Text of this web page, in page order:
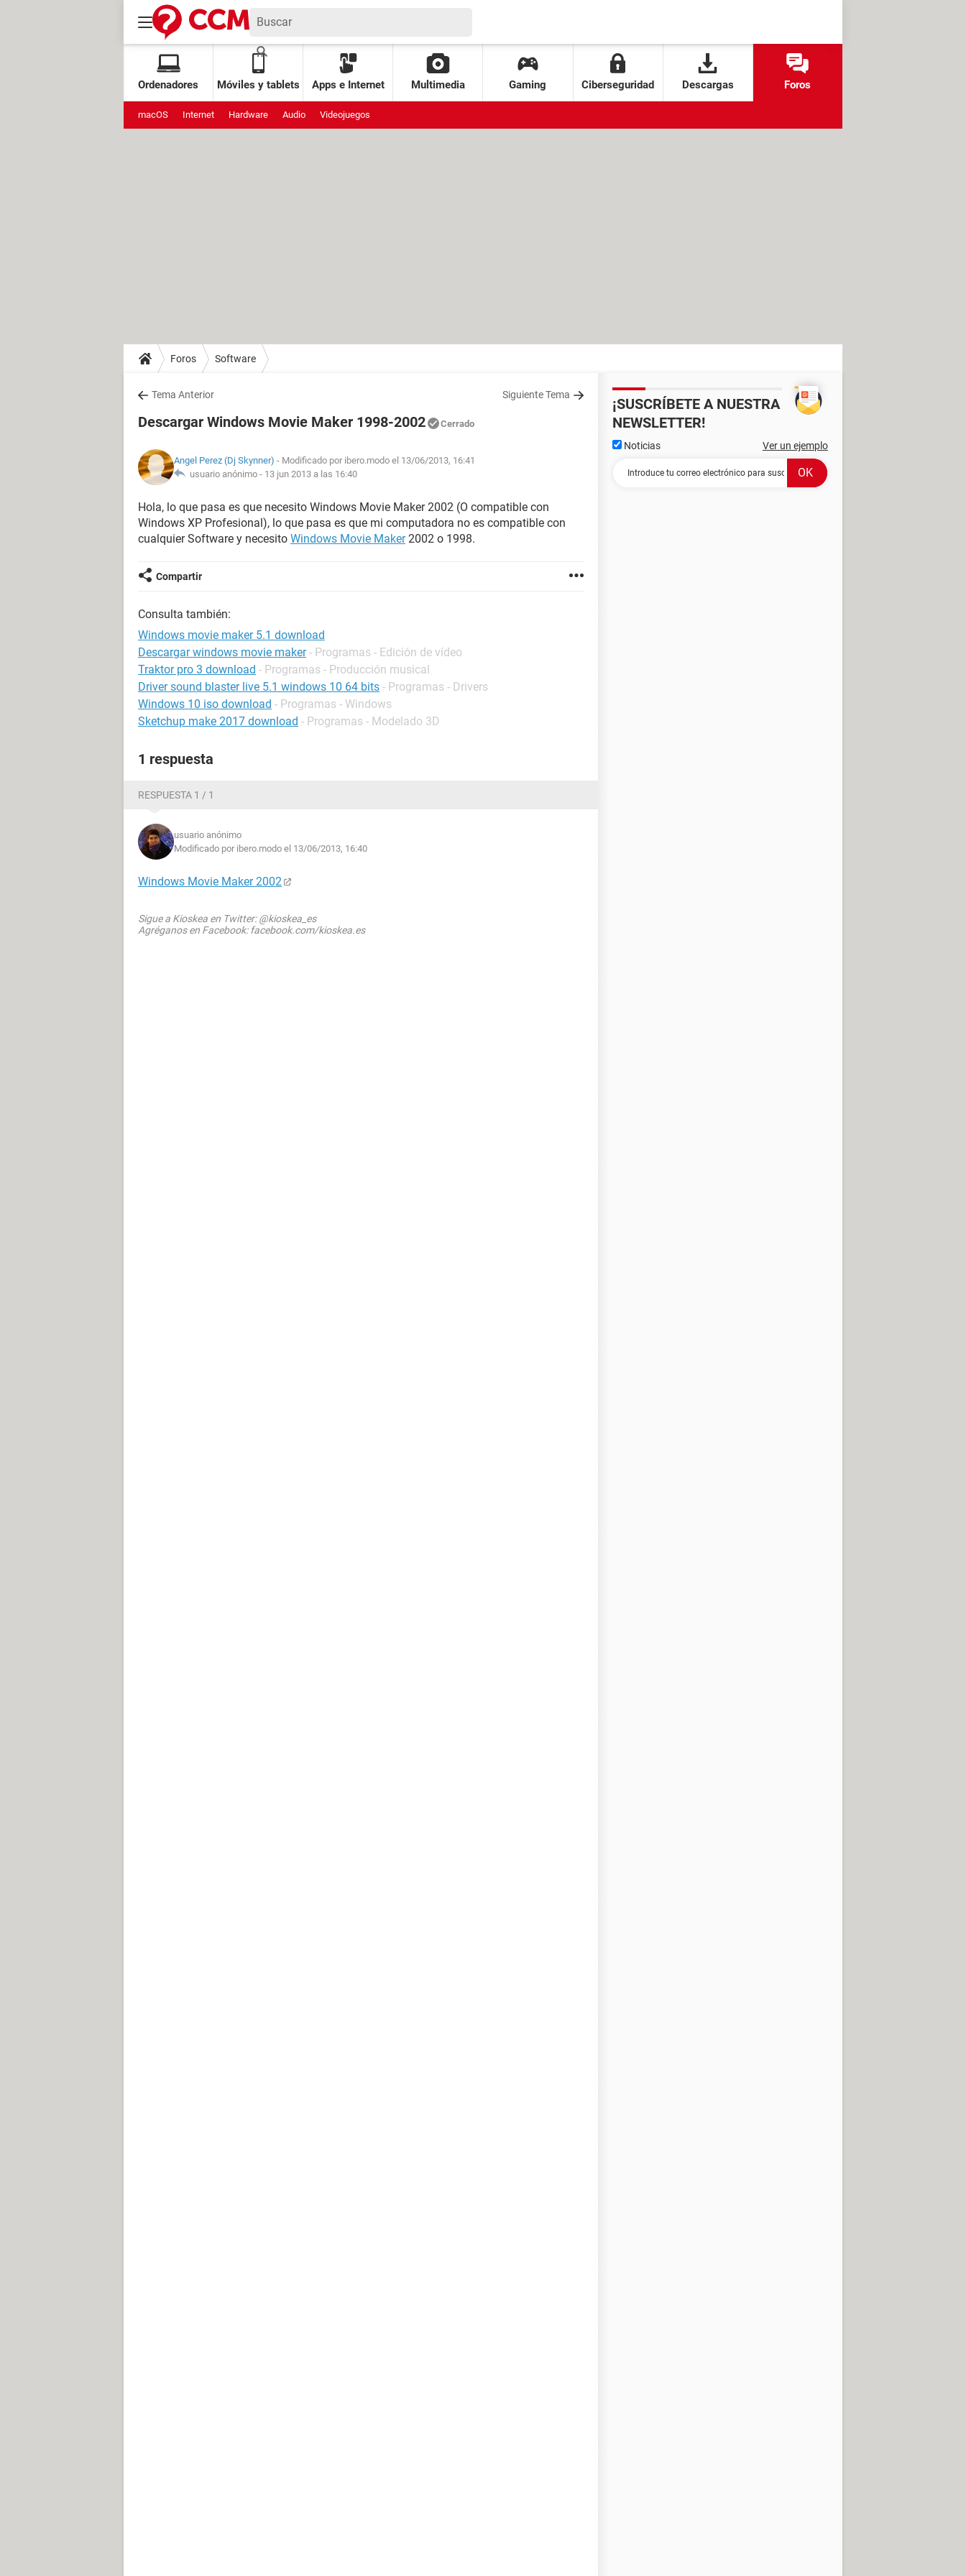
Ordenadores Móviles y tablets Apps e Internet Multimedia Gaming Ciberseguridad Descargas Foros
macOS Internet Hardware Audio Videojuegos
Foros Software
Tema Anterior Siguiente Tema
Descargar Windows Movie Maker 1998-2002 Cerrado
Angel Perez (Dj Skynner) - Modificado por ibero.modo el 13/06/2013, 16:41
usuario anónimo - 13 jun 2013 a las 16:40
Hola, lo que pasa es que necesito Windows Movie Maker 2002 (O compatible con
Windows XP Profesional), lo que pasa es que mi computadora no es compatible con
cualquier Software y necesito Windows Movie Maker2002 o 1998.
Compartir
Consulta también:
Windows movie maker 5.1 download
Descargar windows movie maker - Programas - Edición de vídeo
Traktor pro 3 download - Programas - Producción musical
Driver sound blaster live 5.1 windows 10 64 bits - Programas - Drivers
Windows 10 iso download - Programas - Windows
Sketchup make 2017 download - Programas - Modelado 3D
1 respuesta
RESPUESTA 1 / 1
usuario anónimo
Modificado por ibero.modo el 13/06/2013, 16:40
Windows Movie Maker 2002
Sigue a Kioskea en Twitter: @kioskea_es
Agréganos en Facebook: facebook.com/kioskea.es
¡SUSCRÍBETE A NUESTRA
NEWSLETTER!
Noticias Ver un ejemplo